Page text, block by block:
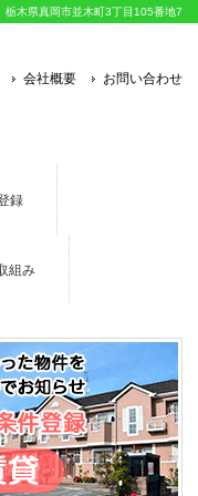
栃木県真岡市並木町3丁目105番地7
会社概要 お問い合わせ
録
組み